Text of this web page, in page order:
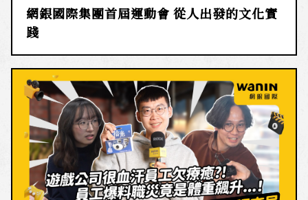
網銀國際集團首屆運動會 從人出發的文化實
踐